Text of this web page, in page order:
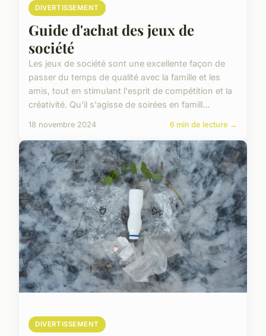
DIVERTISSEMENT
Guide d'achat des jeux de
société
Les jeux de société sont une excellente façon de
passer du temps de qualité avec la famille et les
amis, tout en stimulant l'esprit de compétition et la
créativité. Qu'il s'agisse de soirées en famill...
18 novembre 2024 6 min de lecture →
DIVERTISSEMENT